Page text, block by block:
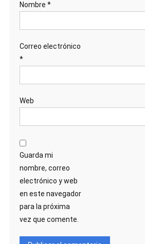
Nombre *
Correo electrónico
*
Web
Guarda mi
nombre, correo
electrónico y web
en este navegador
para la próxima
vez que comente.